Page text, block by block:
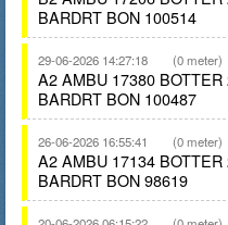
BARDRT BON 100514
29-06-2026 14:27:18 (0 meter)
A2 AMBU 17380
BARDRT BON 100487
26-06-2026 16:55:41 (0 meter)
A2 AMBU 17134
BARDRT BON 98619